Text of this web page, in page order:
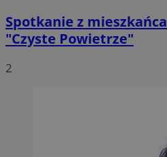
Spotkanie z
"Czyste Powietrze"
2